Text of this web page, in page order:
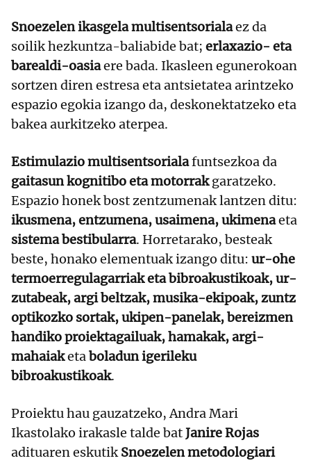
Snoezelen ikasgela multisentsorialaez da
soilik hezkuntza-baliabide bat; erlaxazio- eta
barealdi-oasiaere bada. Ikasleen egunerokoan
sortzen diren estresa eta antsietatea arintzeko
espazio egokia izango da, deskonektatzeko eta
bakea aurkitzeko aterpea.
Estimulazio multisentsorialafuntsezkoa da
gaitasun kognitibo eta motorrakgaratzeko.
Espazio honek bost zentzumenak lantzen ditu:
ikusmena, entzumena, usaimena, ukimenaeta
sistema bestibularra. Horretarako, besteak
beste, honako elementuak izango ditu: ur-ohe
termoerregulagarriak eta bibroakustikoak, ur-
zutabeak, argi beltzak, musika-ekipoak, zuntz
optikozko sortak, ukipen-panelak, bereizmen
handiko proiektagailuak, hamakak, argi-
mahaiaketaboladun igerileku
bibroakustikoak.
Proiektu hau gauzatzeko, Andra Mari
Ikastolako irakasle talde batJanire Rojas
adituaren eskutikSnoezelen metodologiari